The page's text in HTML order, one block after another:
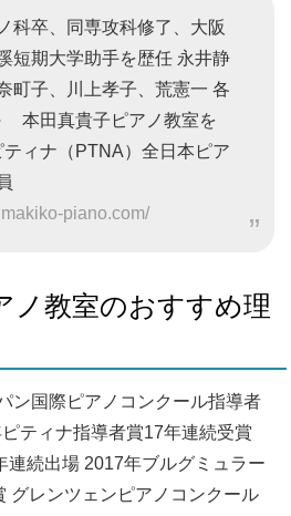
科卒、同専攻科修了、大阪
短期大学助手を歴任 永井静
町子、川上孝子、荒憲一 各
本田真貴子ピアノ教室を
ィナ（PTNA）全日本ピア
piano.com/
ノ教室のおすすめ理
ン国際ピアノコンクール指導者
ティナ指導者賞17年連続受賞
続出場 2017年ブルグミュラー
グレンツェンピアノコンクール